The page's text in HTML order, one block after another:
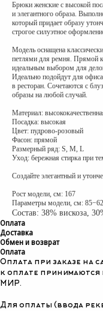
Брюки женские с высокой
и элегантного образа.
который придает образу
строгое силуэтное
Модель оснащена
петлями для ремня. Прямой
идеальным выбором для
Идеально подойдут для
в ресторан. Сочетаются с
образы на любой случай.
Материал:
Посадка: высокая
Цвет: пудрово-розовый
Фасон: прямой
Размерный ряд: S, M, L
Уход: бережная стирка при
Создайте элегантный и
Рост модели, см: 167
Параметры модели, см:
Состав: 38% вискоза,
Оплата
Доставка
Обмен и возврат
Оплата
Оплата при заказе на
к оплате принимаются
МИР.
Для оплаты (ввода